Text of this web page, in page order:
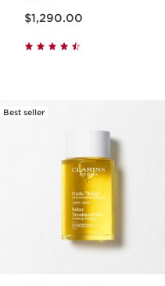
$1,290.00
Best seller